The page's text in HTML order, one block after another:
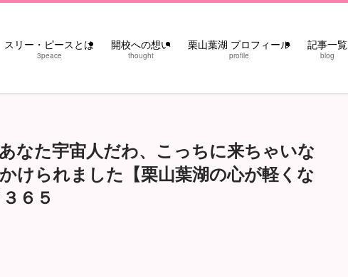
スリー・ピースとは
3peace
開校への想い
thought
栗山葉湖 プロフィール
profile
記事一覧
blog
なた宇宙人だわ、こっちに来ちゃいな
けられました【栗山葉湖の心が軽くな
６５